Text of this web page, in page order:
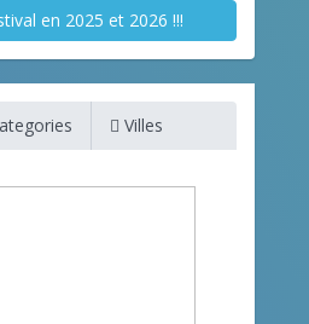
en 2025 et 2026 !!!
Villes